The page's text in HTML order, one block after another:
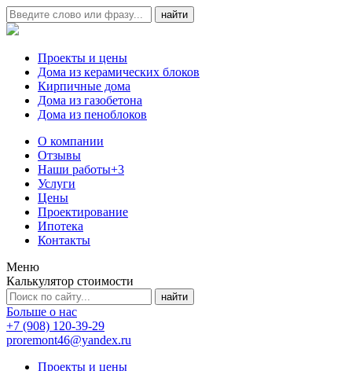
Проекты и цены
Дома из керамических блоков
Кирпичные дома
Дома из газобетона
Дома из пеноблоков
О компании
Отзывы
Наши работы+3
Услуги
Цены
Проектирование
Ипотека
Контакты
Меню
Калькулятор стоимости
Больше о нас
+7 (908) 120-39-29
proremont46@yandex.ru
Проекты и цены